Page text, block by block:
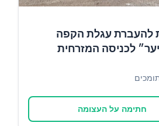
להעברת עגלת הקפה
לכניסה המזרחית
חתימה על העצומה